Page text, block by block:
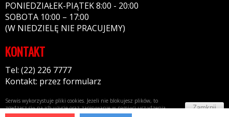
PONIEDZIAŁEK-PIĄTEK 8:00 - 20:00
SOBOTA 10:00 – 17:00
(W NIEDZIELĘ NIE PRACUJEMY)
KONTAKT
Tel: (22) 226 7777
Kontakt: przez formularz
Serwis wykorzystuje pliki cookies. Jeżeli nie blokujesz plików, to
zgadzasz się na ich użycie oraz zapisywanie w pamięci urządzenia.
Więcej informacji wpolityce prywatności
Zamknij